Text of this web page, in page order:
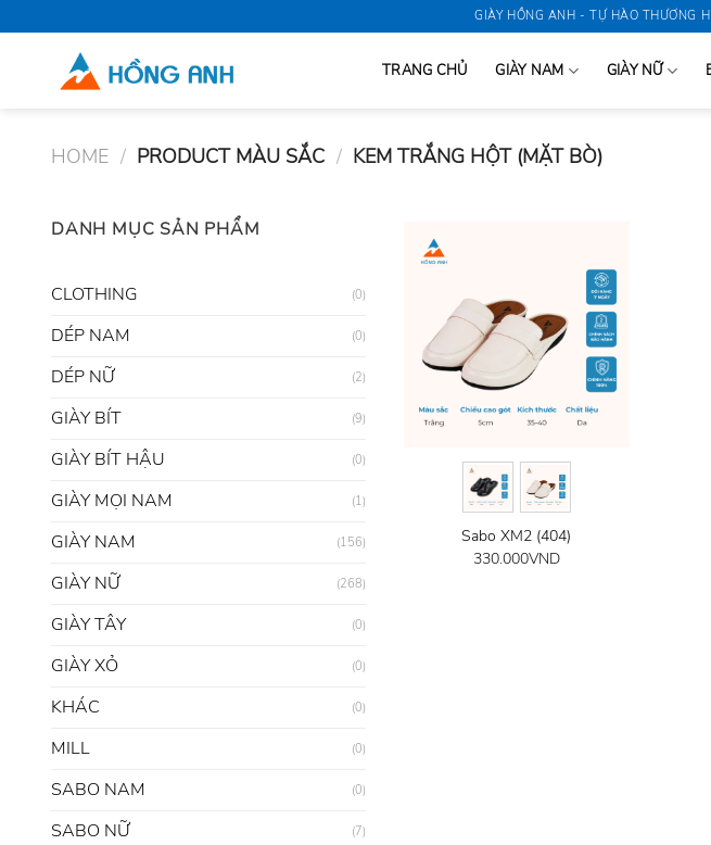
to
GIÀY HỒNG ANH - TỰ HÀO THƯƠNG
TRANG CHỦ GIÀY NAM GIÀY NỮ
HOME / PRODUCT MÀU SẮC / KEM TRẮNG HỘT (MẶT BÒ)
DANH MỤC SẢN PHẨM
CLOTHING (0)
DÉP NAM (0)
DÉP NỮ (2)
GIÀY BÍT (9)
GIÀY BÍT HẬU (0)
GIÀY MỌI NAM (1)
GIÀY NAM (156)
GIÀY NỮ (268)
GIÀY TÂY (0)
GIÀY XỎ (0)
KHÁC (0)
MILL (0)
SABO NAM (0)
SABO NỮ (7)
Sabo XM2 (404)
330.000VND